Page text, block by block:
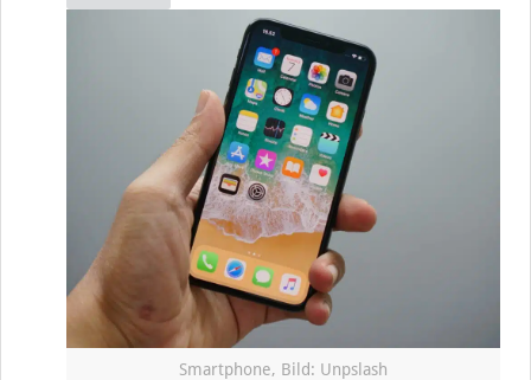
Smartphone, Bild: Unpslash